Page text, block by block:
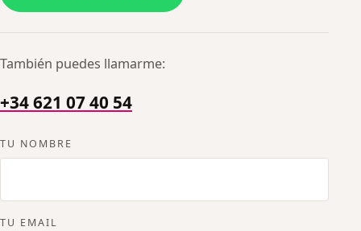
También puedes llamarme:
+34 621 07 40 54
No rellenes esto:
TU NOMBRE
TU EMAIL